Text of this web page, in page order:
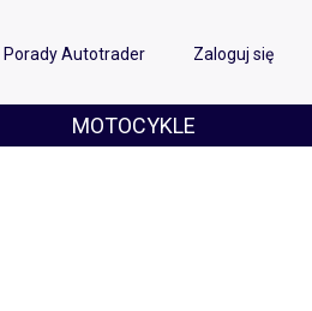
Porady Autotrader Zaloguj się
MOTOCYKLE